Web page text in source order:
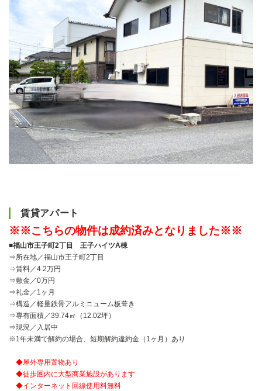
賃貸アパート
※※こちらの物件は成約済みとなりました※※
■福山市王子町2丁目 王子ハイツA棟
⇒所在地／福山市王子町2丁目
⇒賃料／4.2万円
⇒敷金／0万円
⇒礼金／1ヶ月
⇒構造／軽量鉄骨アルミニューム板葺き
⇒専有面積／39.74㎡（12.02坪）
⇒現況／入居中
※1年未満で解約の場合、短期解約違約金（1ヶ月）あり
◆屋外専用置物あり
◆徒歩圏内に大型商業施設があります
◆インターネット回線使用料無料